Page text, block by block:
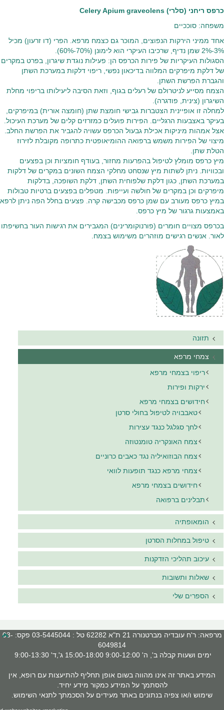
כרפס ריחני (סלרי) Celery Apium graveolens
משפחה: סוככיים
אחד ממיני הירקות הנפוצים, המוכר גם כצמח מרפא. הפרי (דו זרעון) מכיל
3%-2% שמן נדיף, שרכיבו העיקרי הוא לימונן (70%-60%).
הסגולות העיקריות של פירות הכרפס הן: פעילות נוגדת שיגרון, בפרט במקרים
של דלקת מיפרקים המלווה בדיכאון נפשי, ריפוי דלקות במערכת השתן
והגברת הפרשת השתן.
הצמח מסייע לניטרולם של רעלים בגוף, וזאת הסיבה ליעילותו בריפוי מחלת
השיגרון (צינית, פודגרה).
למחלה זו אופיינית הצטברות גבישי חומצת שתן (חומצה אורית) במיפרקים,
בעיקר באצבעות הרגליים. הפירות פועלים כמזרזים קלים של מערכת העיכול.
אצל אמהות מיניקות אכילת גבעול הכרפס עשויה להגביר את הפרשת החלב.
מיצוי של הפירות משמש ברפואה ההומיאופטית כתרופה מקובלת לזירוז
הטלת שתן.
מיץ כרפס מומלץ לטיפול בהפרעות מחזור, בעודף חומציות וכן בפצעים
ובכוויות. ניתן לשתות מיץ שנסחט מחלקי הצמח השונים במקרים של דלקות
במערכת השתן, כגון דלקת שלפוחית השתן, דלקת השופכה, בדלקות
מיפרקים וכן במקרים של חולשה ועייפות. מטפלים בפצעים ברטיות טבולות
במיץ כרפס מעורב עם שמן כרפס מכבישה קרה. פצעים בחלל הפה ניתן לרפא
באמצעות גרגור של מיץ כרפס.
בכרפס מצויים חומרים (פורנוקומרינים) המגבירים את רגישות העור בחשיפתו
לאור. אנשים רגישים מוזהרים משימוש בצמח.
תזונה
צמחי מרפא
ריפוי בצמחי מרפא
ירקות ופירות
חידושים בצמחי מרפא
טאבבויה לטיפול בחולי סרטן
לחך סגלגל כנגד עצירות
צמח האונקריה טומנטוזה
צמח הבוזואיליה נגד כאבים כרוניים
צמחי מרפא כנגד תופעות לוואי
חידושים בצמחי מרפא
תבלינים ברפואה
הומאופתיה
טיפול במחלות הסרטן
עיכוב תהליכי הזדקנות
שאלות ותשובות
הספרים שלי
מרפאה: ר'ח עובדיה מברטנורה 21 ת"א 62282 טל : 03-5445044 פקס: 03-
6049814
ימים ושעות קבלה ב', ה' 9:00-12:00 15:00-18:00 ג',ד' 9:00-13:30
המידע באתר זה אינו מהווה בשום אופן תחליף להתיעצות עם רופא, אין
להסתמך על המידע כמקור מידע יחיד.
שימוש ו/או צפיה בנתונים באתר מעידים על הסכמתך לתנאי השימוש.